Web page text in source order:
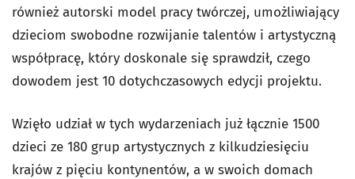
również autorski model pracy twórczej, umożliwiający
dzieciom swobodne rozwijanie talentów i artystyczną
współpracę, który doskonale się sprawdził, czego
dowodem jest 10 dotychczasowych edycji projektu.
Wzięło udział w tych wydarzeniach już łącznie 1500
dzieci ze 180 grup artystycznych z kilkudziesięciu
krajów z pięciu kontynentów, a w swoich domach